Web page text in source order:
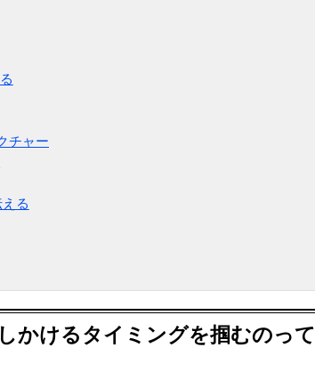
チャー
る
かけるタイミングを掴むのって